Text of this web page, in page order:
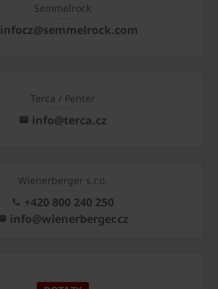
Semmelrock
infocz@semmelrock.com
Terca / Penter
info@terca.cz
Wienerberger s.r.o.
+420 800 240 250
info@wienerberger.cz